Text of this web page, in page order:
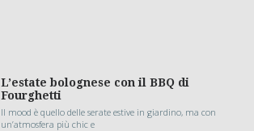
L’estate bolognese con il BBQ di
Fourghetti
Il mood è quello delle serate estive in giardino, ma con
un’atmosfera più chic e